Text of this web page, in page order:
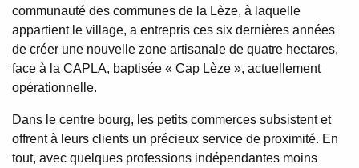
communauté des communes de la Lèze, à laquelle
appartient le village, a entrepris ces six dernières années
de créer une nouvelle zone artisanale de quatre hectares,
face à la CAPLA, baptisée « Cap Lèze », actuellement
opérationnelle.
Dans le centre bourg, les petits commerces subsistent et
offrent à leurs clients un précieux service de proximité. En
tout, avec quelques professions indépendantes moins